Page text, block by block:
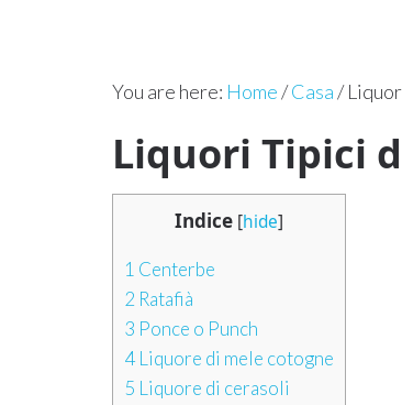
You are here: Home/Casa/
Liquori Tipici
Indice [hide]
1 Centerbe
2 Ratafià
3 Ponce o Punch
4 Liquore di mele cotogne
5 Liquore di cerasoli